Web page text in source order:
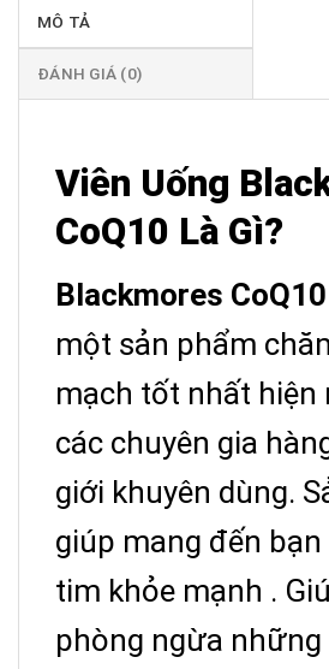
MÔ TẢ
ĐÁNH GIÁ (0)
Viên Uống
CoQ10 Là Gì?
Blackmores CoQ10
một sản phẩm
mạch tốt nhất hiện
các chuyên gia
giới khuyên dùng.
giúp mang đến
tim khỏe mạnh .
phòng ngừa những